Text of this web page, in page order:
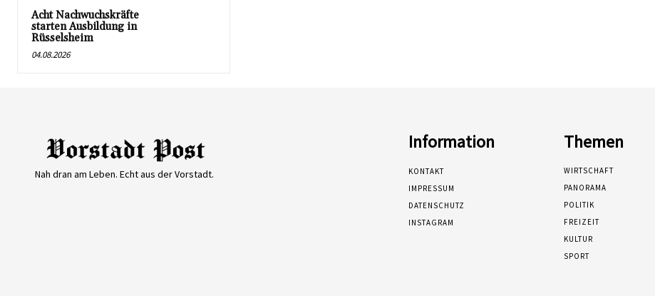
Acht Nachwuchskräfte
starten Ausbildung in
Rüsselsheim
04.08.2026
Nah dran am Leben. Echt aus der Vorstadt.
Information
KONTAKT
IMPRESSUM
DATENSCHUTZ
INSTAGRAM
Themen
WIRTSCHAFT
PANORAMA
POLITIK
FREIZEIT
KULTUR
SPORT